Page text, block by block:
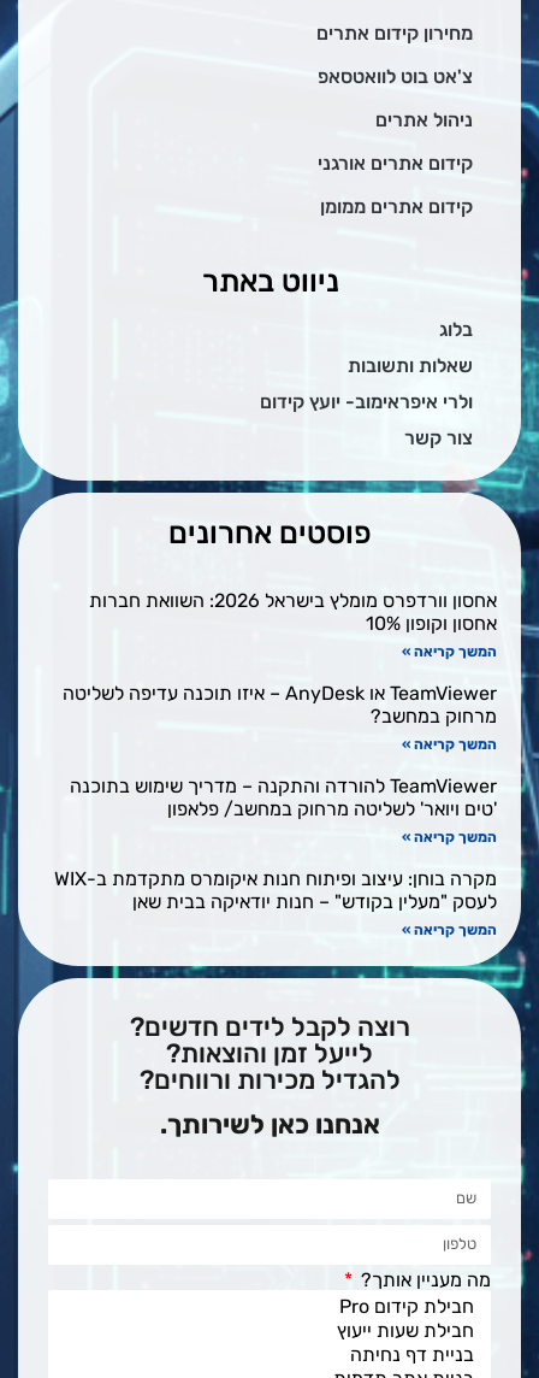
מחירון קידום אתרים
צ'אט בוט לוואטסאפ
ניהול אתרים
קידום אתרים אורגני
קידום אתרים ממומן
ניווט באתר
בלוג
שאלות ותשובות
ולרי איפראימוב- יועץ קידום
צור קשר
פוסטים אחרונים
אחסון וורדפרס מומלץ בישראל 2026: השוואת חברות
אחסון וקופון 10%
המשך קריאה »
TeamViewer או AnyDesk – איזו תוכנה עדיפה לשליטה
מרחוק במחשב?
המשך קריאה »
TeamViewer להורדה והתקנה – מדריך שימוש בתוכנה
'טים ויואר' לשליטה מרחוק במחשב/ פלאפון
המשך קריאה »
מקרה בוחן: עיצוב ופיתוח חנות איקומרס מתקדמת ב-WIX
לעסק "מעלין בקודש" – חנות יודאיקה בבית שאן
המשך קריאה »
רוצה לקבל לידים חדשים?
לייעל זמן והוצאות?
להגדיל מכירות ורווחים?
אנחנו כאן לשירותך.
מה מעניין אותך?